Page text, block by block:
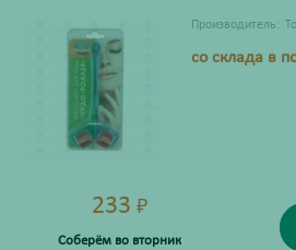
Производитель:
со склада в
233 ₽
Соберём во вторник